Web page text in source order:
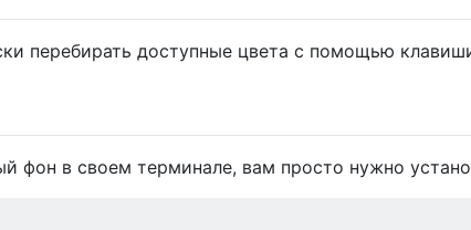
перебирать доступные цвета с помощью
фон в своем терминале, вам просто нужно